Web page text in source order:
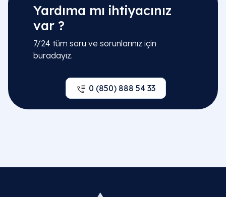
Yardıma mı ihtiyacınız
var ?
7/24 tüm soru ve sorunlarınız için
buradayız.
0 (850) 888 54 33